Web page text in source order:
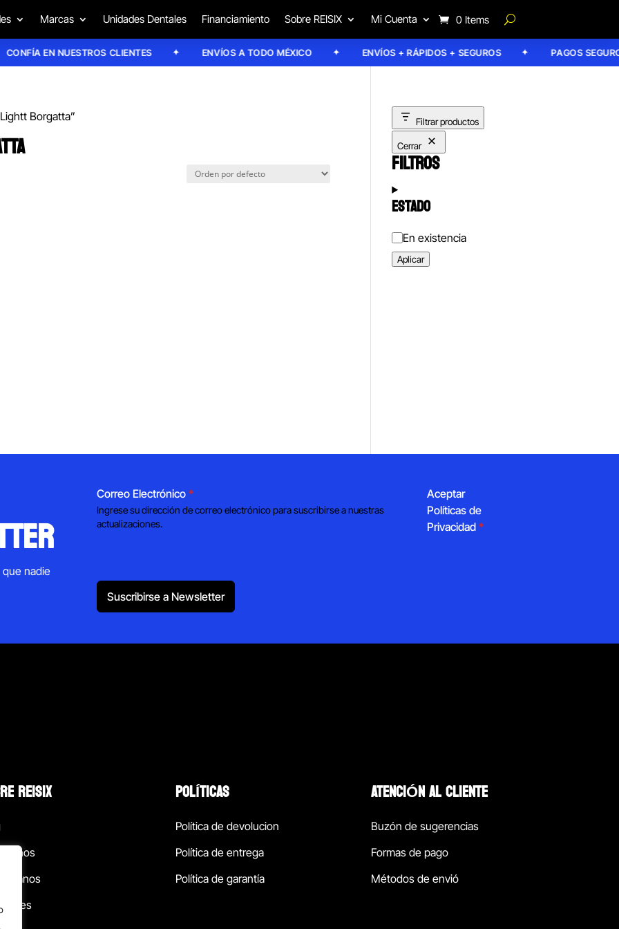
Marcas Unidades Dentales Financiamiento Sobre REISIX Mi Cuenta 0 Items
EN NUESTROS CLIENTES ENVÍOS A TODO MÉXICO ENVÍOS + RÁPIDOS + SEGUROS PAGOS SEGUROS
Borgatta” Filtrar productos
Cerrar
FILTROS
ESTADO
Estado
En existencia
Aplicar
nadie
Correo Electrónico *
Ingrese su dirección de correo electrónico para suscribirse a nuestras
actualizaciones.
Aceptar
Políticas de
Privacidad *
Suscribirse a Newsletter
REISIX POLÍTICAS
Política de devolucion
Política de entrega
Política de garantía
ATENCIÓN AL CLIENTE
Buzón de sugerencias
Formas de pago
Métodos de envió